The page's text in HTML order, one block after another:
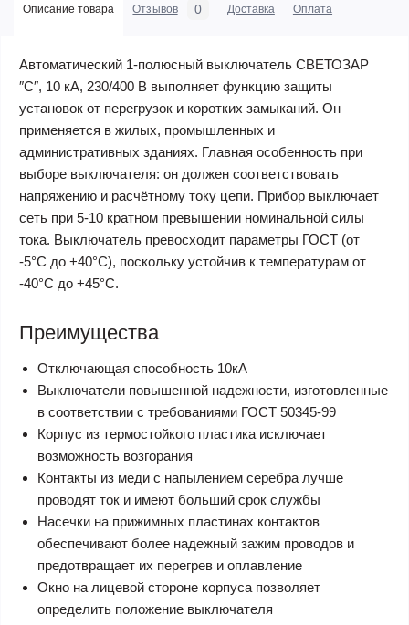
Описание товара Отзывов 0 Доставка Оплата
Автоматический 1-полюсный выключатель СВЕТОЗАР
″C″, 10 кА, 230/400 В выполняет функцию защиты
установок от перегрузок и коротких замыканий. Он
применяется в жилых, промышленных и
административных зданиях. Главная особенность при
выборе выключателя: он должен соответствовать
напряжению и расчётному току цепи. Прибор выключает
сеть при 5-10 кратном превышении номинальной силы
тока. Выключатель превосходит параметры ГОСТ (от
-5°С до +40°С), поскольку устойчив к температурам от
-40°С до +45°С.
Преимущества
Отключающая способность 10кА
Выключатели повышенной надежности, изготовленные
в соответствии с требованиями ГОСТ 50345-99
Корпус из термостойкого пластика исключает
возможность возгорания
Контакты из меди с напылением серебра лучше
проводят ток и имеют больший срок службы
Насечки на прижимных пластинах контактов
обеспечивают более надежный зажим проводов и
предотвращает их перегрев и оплавление
Окно на лицевой стороне корпуса позволяет
определить положение выключателя